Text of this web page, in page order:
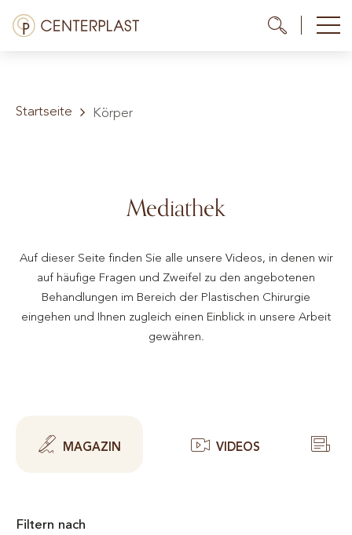
Menü
Über uns
Startseite Körper
Mediathek
Auf dieser Seite finden Sie alle unsere Videos, in denen wir
auf häufige Fragen und Zweifel zu den angebotenen
Behandlungen im Bereich der Plastischen Chirurgie
eingehen und Ihnen zugleich einen Einblick in unsere Arbeit
gewähren.
MAGAZIN VIDEOS
Filtern nach